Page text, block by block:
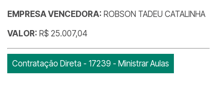
EMPRESA VENCEDORA: ROBSON TADEU CATALINHA
VALOR: R$ 25.007,04
Contratação Direta - 17239 - Ministrar Aulas